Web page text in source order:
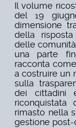
Il volume
del 19
dimensione
della
delle
una parte
racconta
a costruire un
sulla
dei cittadini
rimasto nella
gestione post-